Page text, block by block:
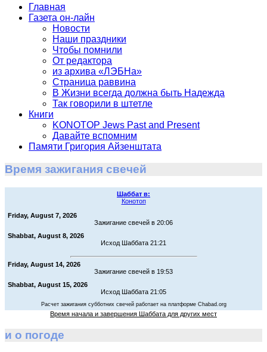
Главная
Газета он-лайн
Новости
Наши праздники
Чтобы помнили
От редактора
из архива «ЛЭБНа»
Страница раввина
В Жизни всегда должна быть Надежда
Так говорили в штетле
Книги
KONOTOP Jews Past and Present
Давайте вспомним
Памяти Григория Айзенштата
Время зажигания свечей
Шаббат в:
Конотоп
Friday, August 7, 2026
Зажигание свечей в 20:06
Shabbat, August 8, 2026
Исход Шаббата 21:21
Friday, August 14, 2026
Зажигание свечей в 19:53
Shabbat, August 15, 2026
Исход Шаббата 21:05
Расчет зажигания субботних свечей работает на платформе Chabad.org
Время начала и завершения Шаббата для других мест
и о погоде